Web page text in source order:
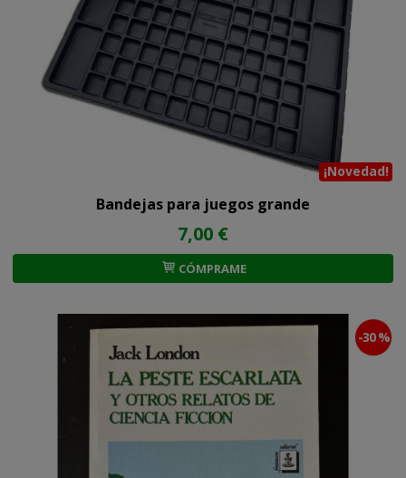
¡Novedad!
Bandejas para juegos grande
7,00 €
CÓMPRAME
-30 %